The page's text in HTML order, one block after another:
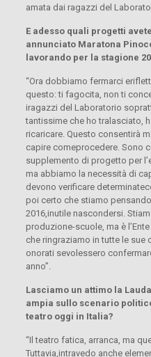
amata dai ragazzi del
E adesso quali progetti
annunciato Maratona
lavorando per la stagione
“Ora dobbiamo fermarci
questo: ti fagocita, non ti
iragazzi del Laboratorio
tantissime che ho tralasciato,
ricaricare. Questo consentirà
capire comeprocedere. Sono
supplemento di progetto per
ma abbiamo la necessità di
devono verificare
poi certo che stiamo
2016,inutile nascondersi.
produzione-scuole, ma è
che ringraziamo in tutte le sue
onorati sevolessero
anno”.
Lasciamo un attimo la
ampia sullo scenario
teatro oggi in Italia?
“Il teatro fatica, arranca, ma
Tuttavia,intravedo anche